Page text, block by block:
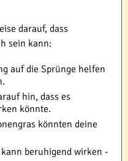
darauf, dass
sein kann:
auf die Sprünge helfen
hin, dass es
könnte.
könnten deine
beruhigend wirken -